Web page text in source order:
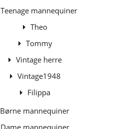
Teenage mannequiner
Theo
Tommy
Vintage herre
Vintage1948
Filippa
Børne mannequiner
Dame mannequiner